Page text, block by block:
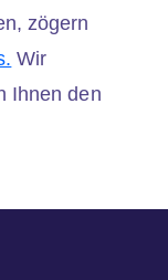
zögern
Wir
Ihnen den